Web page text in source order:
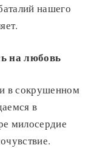
нашего
на любовь
в сокрушенном
в
милосердие